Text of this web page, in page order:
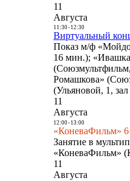
11
Августа
11:30- 12:30
Виртуальный
Показ м/ф
16 мин.);
Ромашкова»
(Ульяновой, 1,
11
Августа
12:00- 13:00
«КоневаФильм»
Занятие в
«КоневаФильм»
11
Августа